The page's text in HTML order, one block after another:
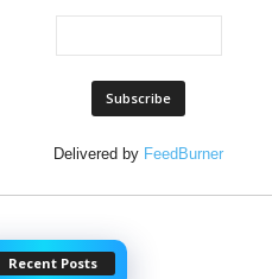
Delivered by FeedBurner
Recent Posts